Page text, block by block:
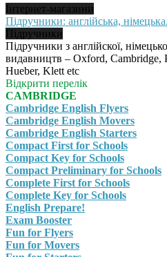
Інтернет-магазини
Підручники: англійська,
Підручники
Підручники з англійскої,
видавництв – Oxford, Cambridge,
Hueber, Klett etc
Відкрити перелік
CAMBRIDGE
Cambridge English Flyers
Cambridge English Movers
Cambridge English Starters
Compact First for Schools
Compact Key for Schools
Compact Preliminary for Schools
Complete First for Schools
Complete Key for Schools
English Prepare!
Exam Booster
Fun for Flyers
Fun for Movers